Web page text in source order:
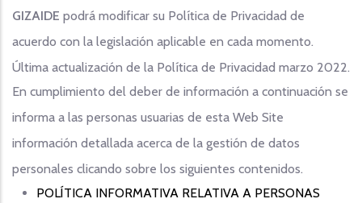
GIZAIDE podrá modificar su Política de Privacidad de
acuerdo con la legislación aplicable en cada momento.
Última actualización de la Política de Privacidad marzo 2022.
En cumplimiento del deber de información a continuación se
informa a las personas usuarias de esta Web Site
información detallada acerca de la gestión de datos
personales clicando sobre los siguientes contenidos.
POLÍTICA INFORMATIVA RELATIVA A PERSONAS